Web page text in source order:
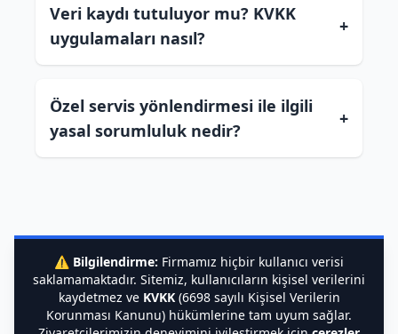
Veri kaydı tutuluyor mu? KVKK
uygulamaları nasıl?
+
Özel servis yönlendirmesi ile ilgili
yasal sorumluluk nedir?
+
⚠️ Bilgilendirme: Firmamız hiçbir kullanıcı verisi
saklamamaktadır. Sitemiz, kullanıcıların kişisel verilerini
kaydetmez ve KVKK(6698 sayılı Kişisel Verilerin
Korunması Kanunu) hükümlerine tam uyum sağlar.